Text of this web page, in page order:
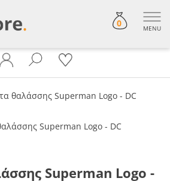
0 MENU
θαλάσσης Superman Logo - DC
Superman Logo -